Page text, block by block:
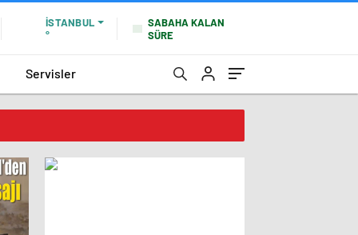
İSTANBUL
°
SABAHA KALAN
SÜRE
Servisler